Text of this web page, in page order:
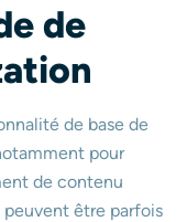
de
de base de
pour
de contenu
être parfois